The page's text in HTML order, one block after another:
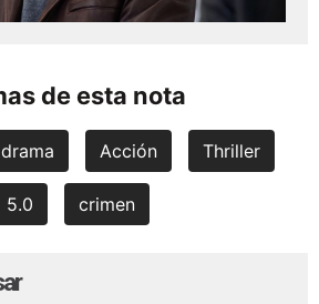
de esta nota
drama Acción Thriller
5.0 crimen